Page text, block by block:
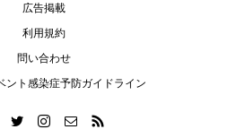
広告掲載
利用規約
問い合わせ
ント感染症予防ガイドライン